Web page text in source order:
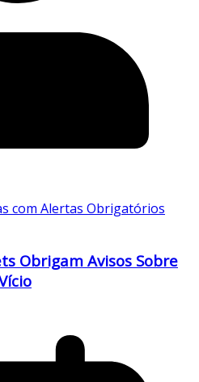
Obrigam Avisos Sobre